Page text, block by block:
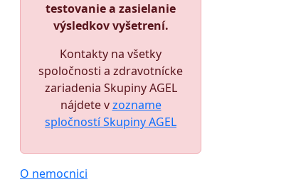
testovanie a zasielanie
výsledkov vyšetrení.
Kontakty na všetky
spoločnosti a zdravotnícke
zariadenia Skupiny AGEL
nájdete vzozname
spločností Skupiny AGEL
O nemocnici